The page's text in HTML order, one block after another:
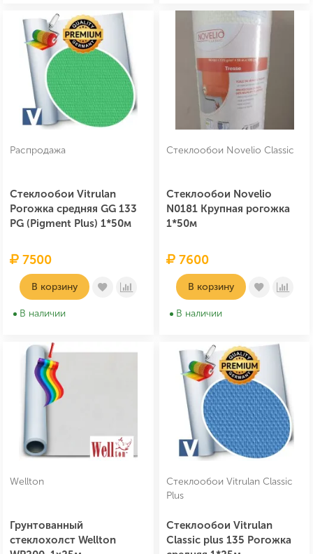
Распродажа
Стеклообои Vitrulan
Рогожка средняя GG 133
PG (Pigment Plus) 1*50м
7500
В корзину
В наличии
Стеклообои Novelio Classic
Стеклообои Novelio
N0181 Крупная рогожка
1*50м
7600
В корзину
В наличии
Wellton
Грунтованный
стеклохолст Wellton
Cтеклообои Vitrulan Classic
Plus
Стеклообои Vitrulan
Classic plus 135 Рогожка